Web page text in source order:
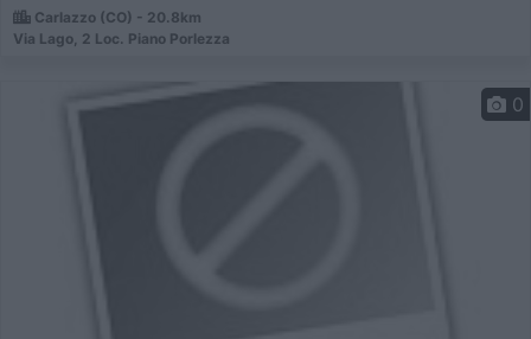
Carlazzo (CO) - 20.8km
Via Lago, 2 Loc. Piano Porlezza
0